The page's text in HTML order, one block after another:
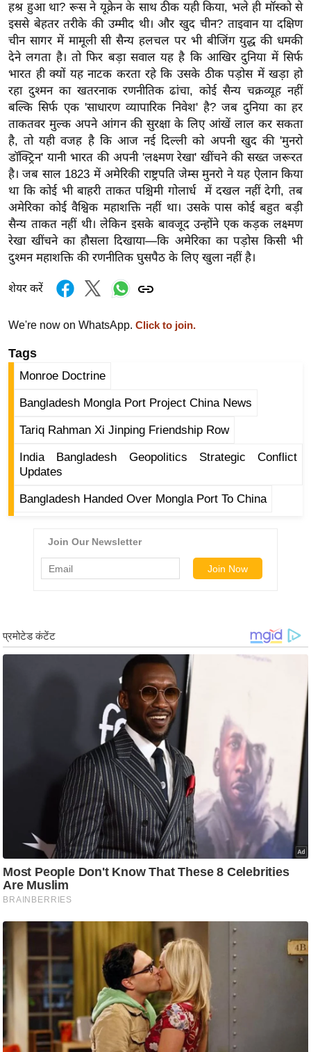
रा
ज
नी
ति
वि
श्ले
ष
ण
स
म
सा
म
यि
क
तृ
मि
स्तं
भ
म
र
आ
स
मी
हि
मा
/
ध
स्थ
त
त्यो
र
हश्र हुआ था? रूस ने यूक्रेन के साथ ठीक यही किया, भले ही मॉस्को से
इससे बेहतर तरीके की उम्मीद थी। और खुद चीन? ताइवान या दक्षिण
चीन सागर में मामूली सी सैन्य हलचल पर भी बीजिंग युद्ध की धमकी
देने लगता है। तो फिर बड़ा सवाल यह है कि आखिर दुनिया में सिर्फ
भारत ही क्यों यह नाटक करता रहे कि उसके ठीक पड़ोस में खड़ा हो
रहा दुश्मन का खतरनाक रणनीतिक ढांचा, कोई सैन्य चक्रव्यूह नहीं
बल्कि सिर्फ एक 'साधारण व्यापारिक निवेश' है? जब दुनिया का हर
ताकतवर मुल्क अपने आंगन की सुरक्षा के लिए आंखें लाल कर सकता
है, तो यही वजह है कि आज नई दिल्ली को अपनी खुद की 'मुनरो
डॉक्ट्रिन' यानी भारत की अपनी 'लक्ष्मण रेखा' खींचने की सख्त जरूरत
है। जब साल 1823 में अमेरिकी राष्ट्रपति जेम्स मुनरो ने यह ऐलान किया
था कि कोई भी बाहरी ताकत पश्चिमी गोलार्ध में दखल नहीं देगी, तब
अमेरिका कोई वैश्विक महाशक्ति नहीं था। उसके पास कोई बहुत बड़ी
सैन्य ताकत नहीं थी। लेकिन इसके बावजूद उन्होंने एक कड़क लक्ष्मण
रेखा खींचने का हौसला दिखाया—कि अमेरिका का पड़ोस किसी भी
दुश्मन महाशक्ति की रणनीतिक घुसपैठ के लिए खुला नहीं है।
शेयर करें
We're now on WhatsApp. Click to join.
Tags
Monroe Doctrine
Bangladesh Mongla Port Project China News
Tariq Rahman Xi Jinping Friendship Row
India Bangladesh Geopolitics Strategic Conflict
Updates
Bangladesh Handed Over Mongla Port To China